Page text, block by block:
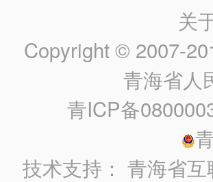
关
Copyright © 2007-
青海省人
青ICP备
技术支持：青海省